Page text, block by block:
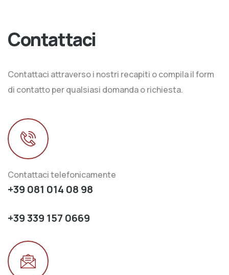
Contattaci
Contattaci attraverso i nostri recapiti o compila il form
di contatto per qualsiasi domanda o richiesta.
Contattaci telefonicamente
+39 081 014 08 98
+39 339 157 0669